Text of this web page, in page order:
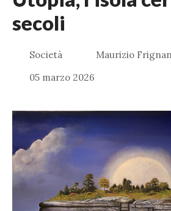
secoli
Società
Maurizio
05 marzo 2026